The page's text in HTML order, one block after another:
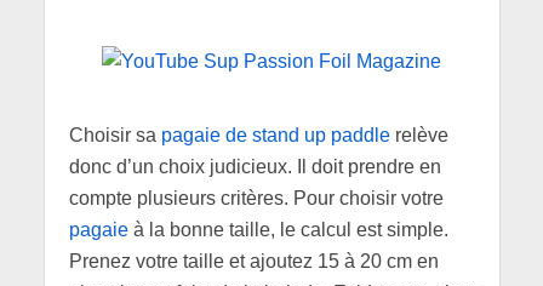
Choisir sa pagaie de stand up paddlerelève
donc d’un choix judicieux. Il doit prendre en
compte plusieurs critères. Pour choisir votre
pagaie à la bonne taille, le calcul est simple.
Prenez votre taille et ajoutez 15 à 20 cm en